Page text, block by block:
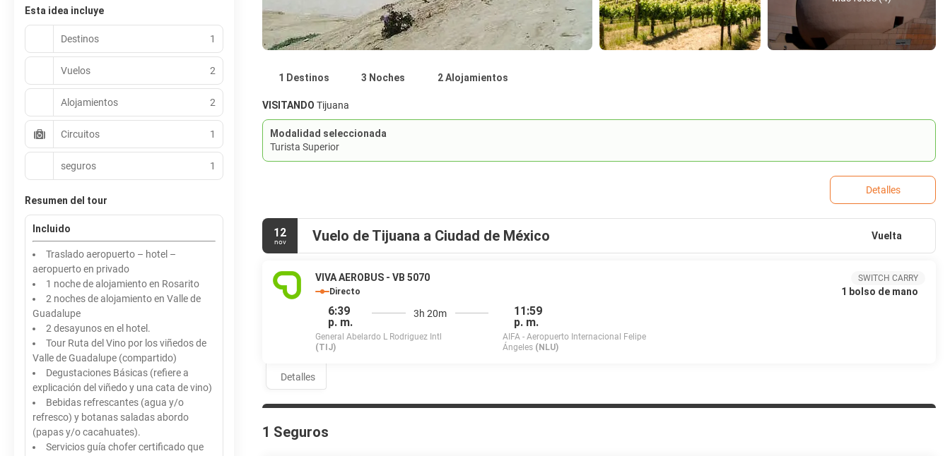
1 Destinos 3 Noches 2 Alojamientos
VISITANDO Tijuana
Modalidad seleccionada
Turista Superior
Detalles
12
nov Vuelo de Tijuana a Ciudad de México Vuelta
VIVA AEROBUS - VB 5070
Directo
6:39
p. m.
General Abelardo L Rodriguez Intl
(TIJ)
3h 20m
11:59
p. m.
AIFA - Aeropuerto Internacional Felipe
Ángeles (NLU)
SWITCH CARRY
1 bolso de mano
Detalles
1 Seguros
Esta idea incluye
Destinos 1
Vuelos 2
Alojamientos 2
Circuitos 1
seguros 1
Resumen del tour
Incluido
Traslado aeropuerto – hotel –
aeropuerto en privado
1 noche de alojamiento en Rosarito
2 noches de alojamiento en Valle de
Guadalupe
2 desayunos en el hotel.
Tour Ruta del Vino por los viñedos de
Valle de Guadalupe (compartido)
Degustaciones Básicas (refiere a
explicación del viñedo y una cata de vino)
Bebidas refrescantes (agua y/o
refresco) y botanas saladas abordo
(papas y/o cacahuates).
Servicios guía chofer certificado que